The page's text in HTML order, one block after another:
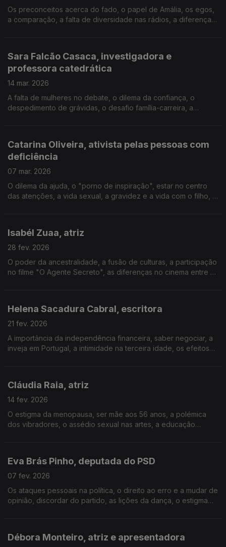
Os preconceitos acerca do fado, o papel de Amália, os egos,
a comparação, a falta de diversidade nas rádios, a diferença
Sara Falcão Casaca, investigadora e
professora catedrática
14 mar. 2026
A falta de mulheres no debate, o dilema da confiança, o
despedimento de grávidas, o desafio família-carreira, a
Catarina Oliveira, ativista pelas pessoas com
deficiência
07 mar. 2026
O dilema da ajuda, o "porno de inspiração", estar no centro
das atenções, a vida sexual, a gravidez e a vida com o filho, o
Isabél Zuaa, atriz
28 fev. 2026
O poder da ancestralidade, a fusão de culturas, a participação
no filme "O Agente Secreto", as diferenças no cinema entre o
Helena Sacadura Cabral, escritora
21 fev. 2026
A importância da independência financeira, saber negociar, a
inveja em Portugal, a intimidade na terceira idade, os efeitos
Cláudia Raia, atriz
14 fev. 2026
O estigma da menopausa, ser mãe aos 56 anos, a polémica
dos vibradores, o assédio sexual nas artes, a educação
Eva Brás Pinho, deputada do PSD
07 fev. 2026
Os ataques pessoais na política, o direito ao erro e a mudar de
opinião, discordar do partido, as lições da dança, o estigma
Débora Monteiro, atriz e apresentadora